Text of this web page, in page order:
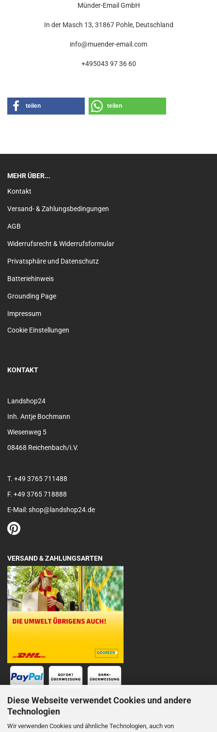
Diese Webseite verwendet Cookies und andere
Technologien
Wir verwenden Cookies und ähnliche Technologien, auch von
Münder-Email GmbH
In der Masch 13, 31867 Pohle, Deutschland
info@muender-email.com
+495043 97 36 60
teilen teilen
MEHR ÜBER...
Kontakt
Versand- & Zahlungsbedingungen
AGB
Widerrufsrecht & Widerrufsformular
Privatsphäre und Datenschutz
Batteriehinweis
Grounding Page
Impressum
Cookie Einstellungen
KONTAKT
Landshop24
Inh. Antje Bochmann
Wiesenweg 5
08468 Reichenbach/i.V.
T. +49 3765 711488
F. +49 3765 718888
E-Mail: shop@landshop24.de
VERSAND & ZAHLUNGSARTEN
DEINE VORTEILE